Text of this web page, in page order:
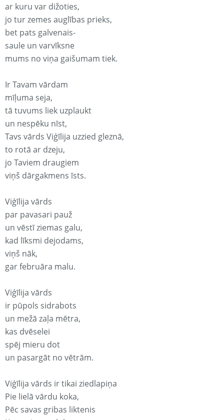
ar kuru var dižoties,
jo tur zemes auglības prieks,
bet pats galvenais-
saule un varvīksne
mums no viņa gaišumam tiek.
Ir Tavam vārdam
mīļuma seja,
tā tuvums liek uzplaukt
un nespēku nīst,
Tavs vārds Viģīlija uzzied gleznā,
to rotā ar dzeju,
jo Taviem draugiem
viņš dārgakmens īsts.
Viģīlija vārds
par pavasari pauž
un vēstī ziemas galu,
kad līksmi dejodams,
viņš nāk,
gar februāra malu.
Viģīlija vārds
ir pūpols sidrabots
un mežā zaļa mētra,
kas dvēselei
spēj mieru dot
un pasargāt no vētrām.
Viģīlija vārds ir tikai ziedlapiņa
Pie lielā vārdu koka,
Pēc savas gribas liktenis